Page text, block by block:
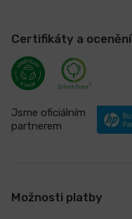
Certifikáty a ocenění
Jsme oficiálním
partnerem
Možnosti platby